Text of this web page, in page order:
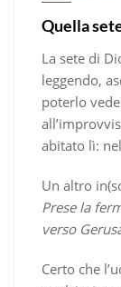
Quella
La sete di
leggendo,
poterlo
abitato lì:
Un altro
Prese la
verso
Certo che